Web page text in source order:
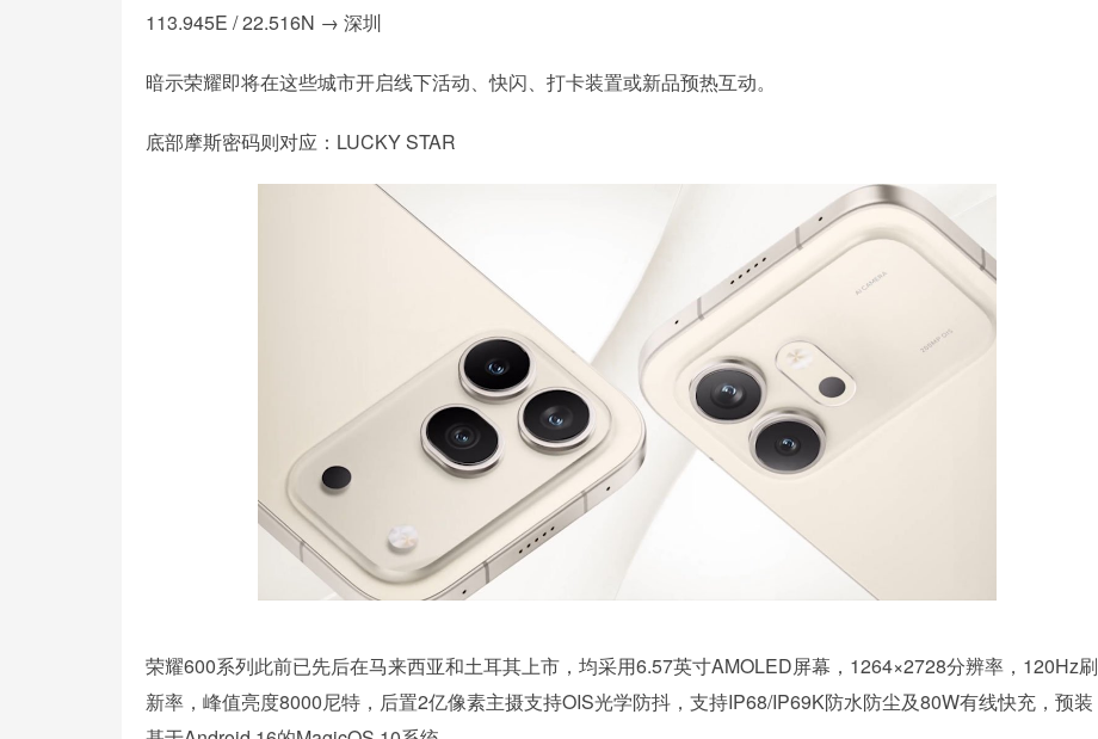
113.945E / 22.516N → 深圳
暗示荣耀即将在这些城市开启线下活动、快闪、打卡装置或新品预热互动。
底部摩斯密码则对应：LUCKY STAR
荣耀600系列此前已先后在马来西亚和土耳其上市，均采用6.57英寸AMOLED屏幕，1264×2728分辨率，120Hz刷
新率，峰值亮度8000尼特，后置2亿像素主摄支持OIS光学防抖，支持IP68/IP69K防水防尘及80W有线快充，预装